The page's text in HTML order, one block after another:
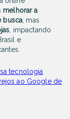
melhorar a
busca , mas
, impactando
e
tecnologia
ao Google de